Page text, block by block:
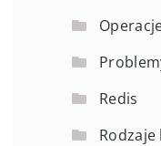
Redis
Rodzaje